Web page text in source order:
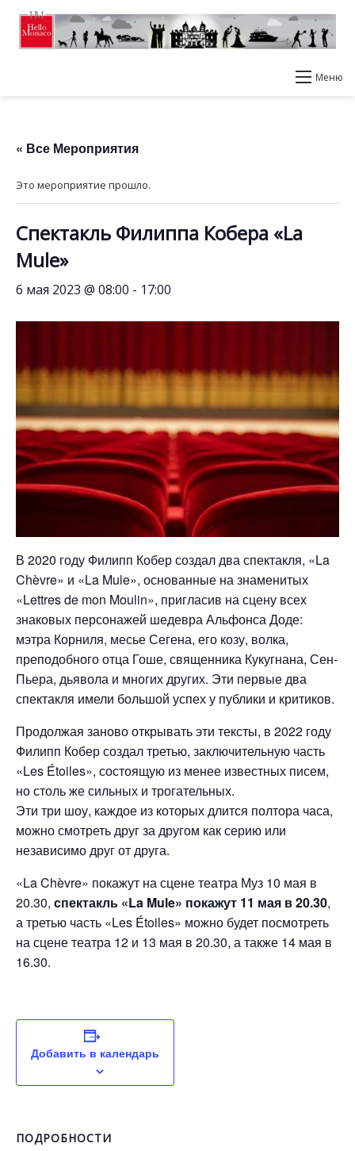
Меню
« Все Мероприятия
Это мероприятие прошло.
Спектакль Филиппа Кобера «La
Mule»
6 мая 2023 @ 08:00 - 17:00
В 2020 году Филипп Кобер создал два спектакля, «La
Chèvre» и «La Mule», основанные на знаменитых
«Lettres de mon Moulin», пригласив на сцену всех
знаковых персонажей шедевра Альфонса Доде:
мэтра Корниля, месье Сегена, его козу, волка,
преподобного отца Гоше, священника Кукугнана, Сен-
Пьера, дьявола и многих других. Эти первые два
спектакля имели большой успех у публики и критиков.
Продолжая заново открывать эти тексты, в 2022 году
Филипп Кобер создал третью, заключительную часть
«Les Étoiles», состоящую из менее известных писем,
но столь же сильных и трогательных.
Эти три шоу, каждое из которых длится полтора часа,
можно смотреть друг за другом как серию или
независимо друг от друга.
«La Chèvre» покажут на сцене театра Муз 10 мая в
20.30, спектакль «La Mule» покажут 11 мая в 20.30,
а третью часть «Les Étoiles» можно будет посмотреть
на сцене театра 12 и 13 мая в 20.30, а также 14 мая в
16.30.
Добавить в календарь
ПОДРОБНОСТИ